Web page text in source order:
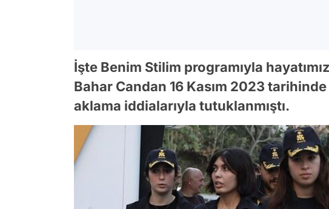
İşte Benim Stilim programıyla
Bahar Candan 16 Kasım 2023 tarihinde
aklama iddialarıyla tutuklanmıştı.